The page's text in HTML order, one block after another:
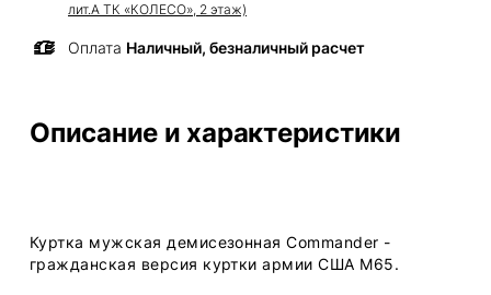
лит.А ТК «КОЛЕСО», 2 этаж)
Оплата Наличный, безналичный расчет
Описание и характеристики
​Куртка мужская демисезонная Commander -
гражданская версия куртки армии США M65.